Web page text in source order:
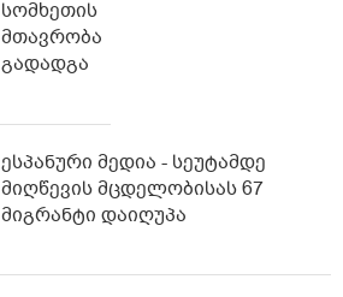
სომხეთის
მთავრობა
გადადგა
ესპანური მედია - სეუტამდე
მიღწევის მცდელობისას 67
მიგრანტი დაიღუპა